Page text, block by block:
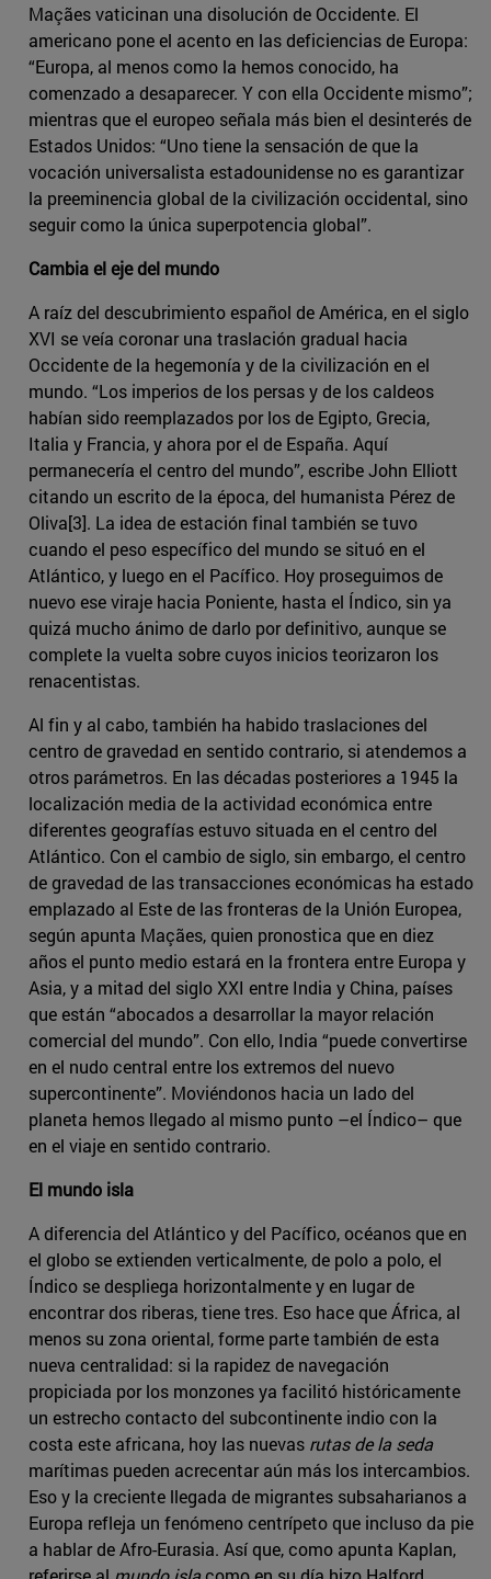
Maçães vaticinan una disolución de Occidente. El
americano pone el acento en las deficiencias de Europa:
“Europa, al menos como la hemos conocido, ha
comenzado a desaparecer. Y con ella Occidente mismo”;
mientras que el europeo señala más bien el desinterés de
Estados Unidos: “Uno tiene la sensación de que la
vocación universalista estadounidense no es garantizar
la preeminencia global de la civilización occidental, sino
seguir como la única superpotencia global”.
Cambia el eje del mundo
A raíz del descubrimiento español de América, en el siglo
XVI se veía coronar una traslación gradual hacia
Occidente de la hegemonía y de la civilización en el
mundo. “Los imperios de los persas y de los caldeos
habían sido reemplazados por los de Egipto, Grecia,
Italia y Francia, y ahora por el de España. Aquí
permanecería el centro del mundo”, escribe John Elliott
citando un escrito de la época, del humanista Pérez de
Oliva[3]. La idea de estación final también se tuvo
cuando el peso específico del mundo se situó en el
Atlántico, y luego en el Pacífico. Hoy proseguimos de
nuevo ese viraje hacia Poniente, hasta el Índico, sin ya
quizá mucho ánimo de darlo por definitivo, aunque se
complete la vuelta sobre cuyos inicios teorizaron los
renacentistas.
Al fin y al cabo, también ha habido traslaciones del
centro de gravedad en sentido contrario, si atendemos a
otros parámetros. En las décadas posteriores a 1945 la
localización media de la actividad económica entre
diferentes geografías estuvo situada en el centro del
Atlántico. Con el cambio de siglo, sin embargo, el centro
de gravedad de las transacciones económicas ha estado
emplazado al Este de las fronteras de la Unión Europea,
según apunta Maçães, quien pronostica que en diez
años el punto medio estará en la frontera entre Europa y
Asia, y a mitad del siglo XXI entre India y China, países
que están “abocados a desarrollar la mayor relación
comercial del mundo”. Con ello, India “puede convertirse
en el nudo central entre los extremos del nuevo
supercontinente”. Moviéndonos hacia un lado del
planeta hemos llegado al mismo punto –el Índico­– que
en el viaje en sentido contrario.
El mundo isla
A diferencia del Atlántico y del Pacífico, océanos que en
el globo se extienden verticalmente, de polo a polo, el
Índico se despliega horizontalmente y en lugar de
encontrar dos riberas, tiene tres. Eso hace que África, al
menos su zona oriental, forme parte también de esta
nueva centralidad: si la rapidez de navegación
propiciada por los monzones ya facilitó históricamente
un estrecho contacto del subcontinente indio con la
costa este africana, hoy las nuevas rutas de la seda
marítimas pueden acrecentar aún más los intercambios.
Eso y la creciente llegada de migrantes subsaharianos a
Europa refleja un fenómeno centrípeto que incluso da pie
a hablar de Afro-Eurasia. Así que, como apunta Kaplan,